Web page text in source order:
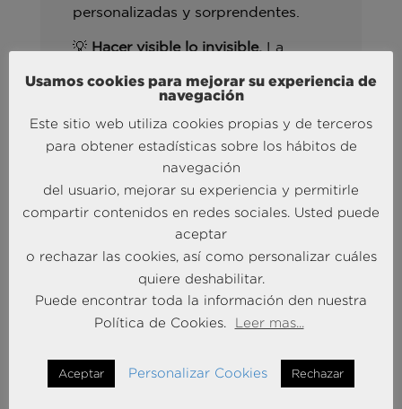
personalizadas y sorprendentes.
💡Hacer visible lo invisible. La
económico enorme. Hay una historia
poderosa esperando ser contada de
forma más cercana y personal.
Una idea quedó especialmente
clara: el reto no es solo hacer las
cosas bien, sino
conseguir que ese
valor se perciba y se recuerde.
Descargar el informe
Usamos cookies para mejorar su experiencia de
navegación
Este sitio web utiliza cookies propias y de terceros
para obtener estadísticas sobre los hábitos de
navegación
del usuario, mejorar su experiencia y permitirle
compartir contenidos en redes sociales. Usted puede
aceptar
o rechazar las cookies, así como personalizar cuáles
quiere deshabilitar.
Puede encontrar toda la información den nuestra
Política de Cookies.
Leer mas...
Aceptar Personalizar Cookies Rechazar